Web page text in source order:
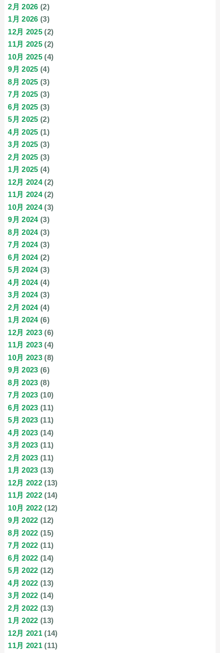
2月 2026 (2)
1月 2026 (3)
12月 2025 (2)
11月 2025 (2)
10月 2025 (4)
9月 2025 (4)
8月 2025 (3)
7月 2025 (3)
6月 2025 (3)
5月 2025 (2)
4月 2025 (1)
3月 2025 (3)
2月 2025 (3)
1月 2025 (4)
12月 2024(2)
11月 2024(2)
10月 2024(3)
9月 2024(3)
8月 2024(3)
7月 2024(3)
6月 2024(2)
5月 2024(3)
4月 2024(4)
3月 2024(3)
2月 2024(4)
1月 2024(6)
12月 2023 (6)
11月 2023 (4)
10月 2023 (8)
9月 2023 (6)
8月 2023 (8)
7月 2023 (10)
6月 2023 (11)
5月 2023 (11)
4月 2023 (14)
3月 2023 (11)
2月 2023 (11)
1月 2023 (13)
12月 2022 (13)
11月 2022 (14)
10月 2022 (12)
9月 2022 (12)
8月 2022 (15)
7月 2022 (11)
6月 2022 (14)
5月 2022 (12)
4月 2022 (13)
3月 2022 (14)
2月 2022 (13)
1月 2022 (13)
12月 2021 (14)
11月 2021 (11)